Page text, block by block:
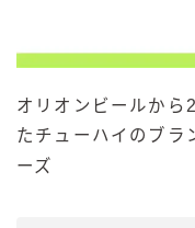
オリオンビールから
たチューハイのブラ
ーズ